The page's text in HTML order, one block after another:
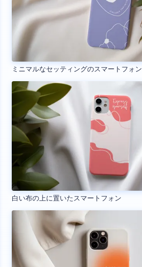
ミニマルなセッティングのスマートフォン
白い布の上に置いたスマートフォン